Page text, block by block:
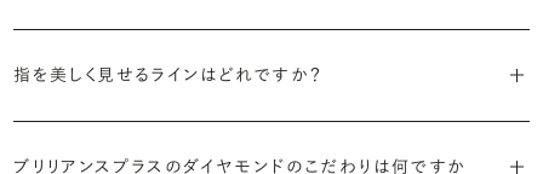
流行に左右されないデザインであること、そして年齢を重ねた手にも
リリアンスプラスでも不動の人気を誇ります。
指を美しく見せるラインはどれですか？
見えやすいと言われています。
ブリリアンスプラスのダイヤモンドのこだわりは何ですか